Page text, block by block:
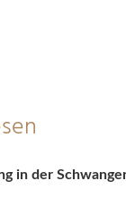
in der